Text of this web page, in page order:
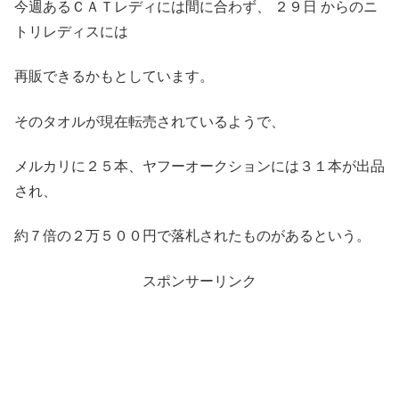
今週あるＣＡＴレディには間に合わず、 ２９日 からのニ
トリレディスには
再販できるかもとしています。
そのタオルが現在転売されているようで、
メルカリに２５本、ヤフーオークションには３１本が出品
され、
約７倍の２万５００円で落札されたものがあるという。
スポンサーリンク